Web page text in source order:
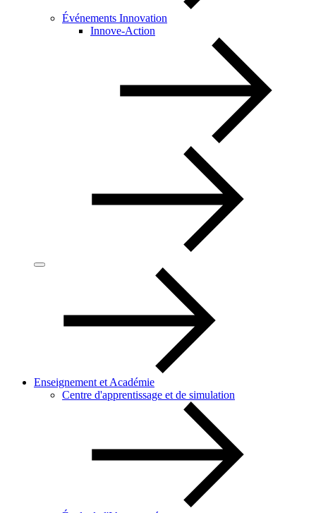
Événements Innovation
Innove-Action
Enseignement et Académie
Centre d'apprentissage et de simulation